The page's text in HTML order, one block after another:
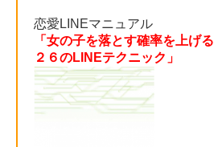
恋愛LINEマニュアル
「女の子を落とす確率を上げる
２６のLINEテクニック」